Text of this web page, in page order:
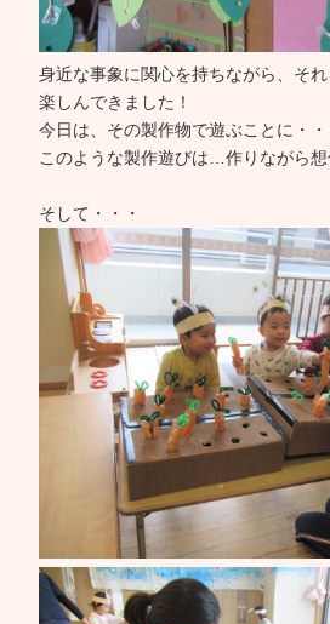
身近な事象に関心を持ちながら、そ
楽しんできました！
今日は、その製作物で遊ぶことに・・
このような製作遊びは…作りながら
そして・・・